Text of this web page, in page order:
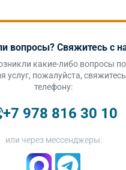
вопросы? Свяжитесь с
какие-либо вопросы
услуг, пожалуйста,
телефону:
+7 978 816 30 10
или через мессенджеры: